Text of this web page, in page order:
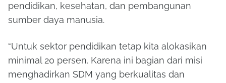
pendidikan, kesehatan, dan pembangunan
sumber daya manusia.
“Untuk sektor pendidikan tetap kita alokasikan
minimal 20 persen. Karena ini bagian dari misi
menghadirkan SDM yang berkualitas dan